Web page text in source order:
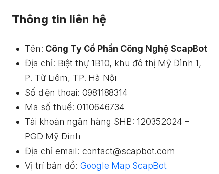
Thông tin liên hệ
Tên: Công Ty Cổ Phần Công Nghệ ScapBot
Địa chỉ: Biệt thự 1B10, khu đô thị Mỹ Đình 1,
P. Từ Liêm, TP. Hà Nội
Số điện thoại: 0981188314
Mã số thuế: 0110646734
Tài khoản ngân hàng SHB: 120352024 –
PGD Mỹ Đình
Địa chỉ email: contact@scapbot.com
Vị trí bản đồ: Google Map ScapBot